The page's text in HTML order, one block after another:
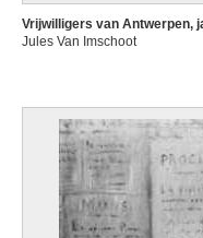
Vrijwilligers van Antwerpen,
Jules Van Imschoot